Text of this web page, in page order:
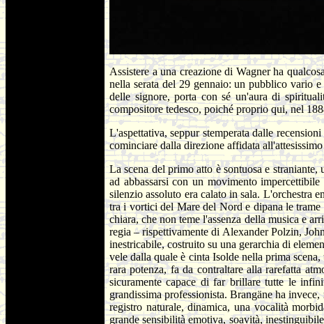
Assistere a una creazione di Wagner ha
nella serata del 29 gennaio: un pubblico vario
delle signore, porta con sé un'aura di
compositore tedesco, poiché proprio qui, nel
L'aspettativa, seppur stemperata dalle
cominciare dalla direzione affidata
La scena del primo atto è sontuosa e
ad abbassarsi con un movimento
silenzio assoluto era calato in sala. L'orchestra
tra i vortici del Mare del Nord e dipana le
chiara, che non teme l'assenza della musica e
regia – rispettivamente di Alexander Polzin,
inestricabile, costruito su una gerarchia di
vele dalla quale è cinta Isolde nella prima
rara potenza, fa da contraltare alla rarefatta
sicuramente capace di far brillare tutte le
grandissima professionista. Brangäne ha
registro naturale, dinamica, una vocalità
grande sensibilità emotiva, soavità,